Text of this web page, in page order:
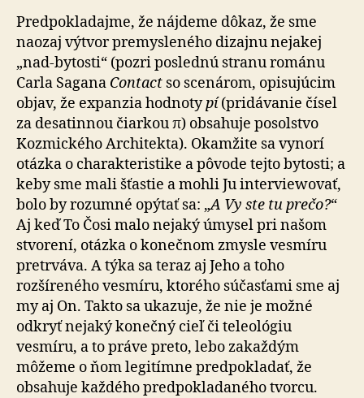
Predpokladajme, že nájdeme dôkaz, že sme
naozaj výtvor premysleného dizajnu nejakej
„nad-bytosti“ (pozri po­sled­nú stranu románu
Carla Sagana Contact so scenárom, opi­su­jú­cim
objav, že expanzia hodnotypí(pridávanie čísel
za desatinnou čiarkou π) obsahuje posolstvo
Kozmického Architekta). Okamžite sa vynorí
otázka o charakteristike a pôvode tejto bytosti; a
keby sme mali šťastie a mohli Ju interviewovať,
bolo by rozumné opýtať sa: „A Vy ste tu pre­čo?“
Aj keď To Čosi malo nejaký úmysel pri našom
stvo­re­ní, otázka o konečnom zmysle vesmíru
pretrváva. A týka sa teraz aj Jeho a toho
rozšíreného vesmíru, ktorého súčasťami sme aj
my aj On. Takto sa ukazuje, že nie je mož­né
odkryť nejaký konečný cieľ či teleológiu
vesmíru, a to práve preto, lebo zakaždým
môžeme o ňom legitímne predpokladať, že
obsahuje každého predpokladaného tvorcu.